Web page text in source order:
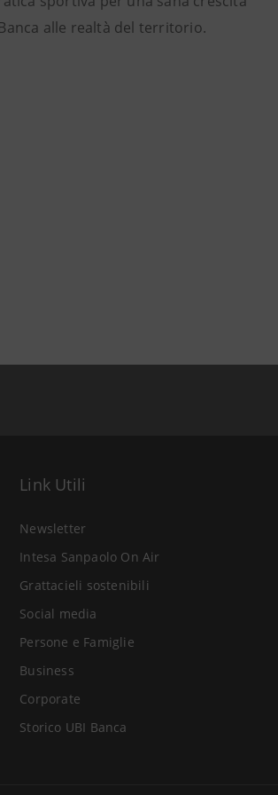
alle realtà del territorio.
Link Utili
Newsletter
Intesa Sanpaolo On Air
Grattacieli sostenibili
Social media
Persone e Famiglie
Business
Corporate
Storico UBI Banca